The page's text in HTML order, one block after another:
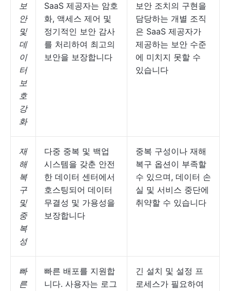
보
안
및
데
이
터
보
호
강
화
SaaS 제공자는 암호
화, 액세스 제어 및
정기적인 보안 감사
를 처리하여 최고의
보안을 보장합니다
보안 조치의 구현을
담당하는 개별 조직
은 SaaS 제공자가
제공하는 보안 수준
에 미치지 못할 수
있습니다
재
해
복
구
및
중
복
성
다중 중복 및 백업
시스템을 갖춘 안전
한 데이터 센터에서
호스팅되어 데이터
무결성 및 가용성을
보장합니다
중복 구성이나 재해
복구 옵션이 부족할
수 있으며, 데이터 손
실 및 서비스 중단에
취약할 수 있습니다
빠
른
빠른 배포를 지원합
니다. 사용자는 로그
긴 설치 및 설정 프
로세스가 필요하여